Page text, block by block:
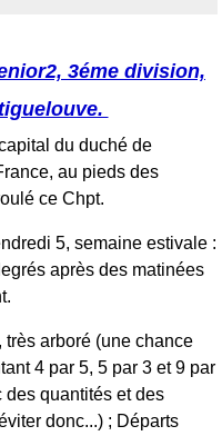
3éme division,
du duché de
au pieds des
ce Chpt.
5, semaine estivale :
après des matinées
très arboré (une chance
4 par 5, 5 par 3 et 9 par
des quantités et des
donc...) ; Départs